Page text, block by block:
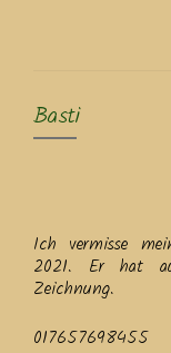
Basti
Ich vermisse
2021. Er hat
Zeichnung.
017657698455